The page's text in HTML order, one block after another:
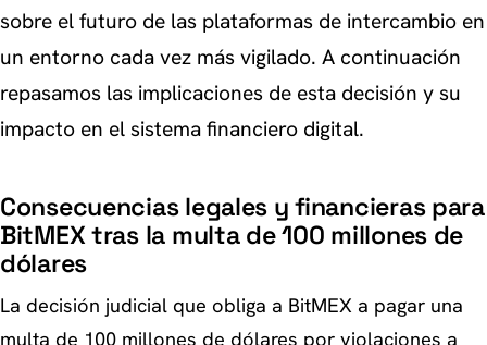
sobre el futuro de las plataformas de intercambio en
un entorno cada vez más vigilado. A continuación
repasamos las implicaciones de esta decisión y su
impacto en el sistema financiero digital.
Consecuencias legales y financieras para
BitMEX tras la multa de 100 millones de
dólares
La decisión judicial que obliga a BitMEX a pagar una